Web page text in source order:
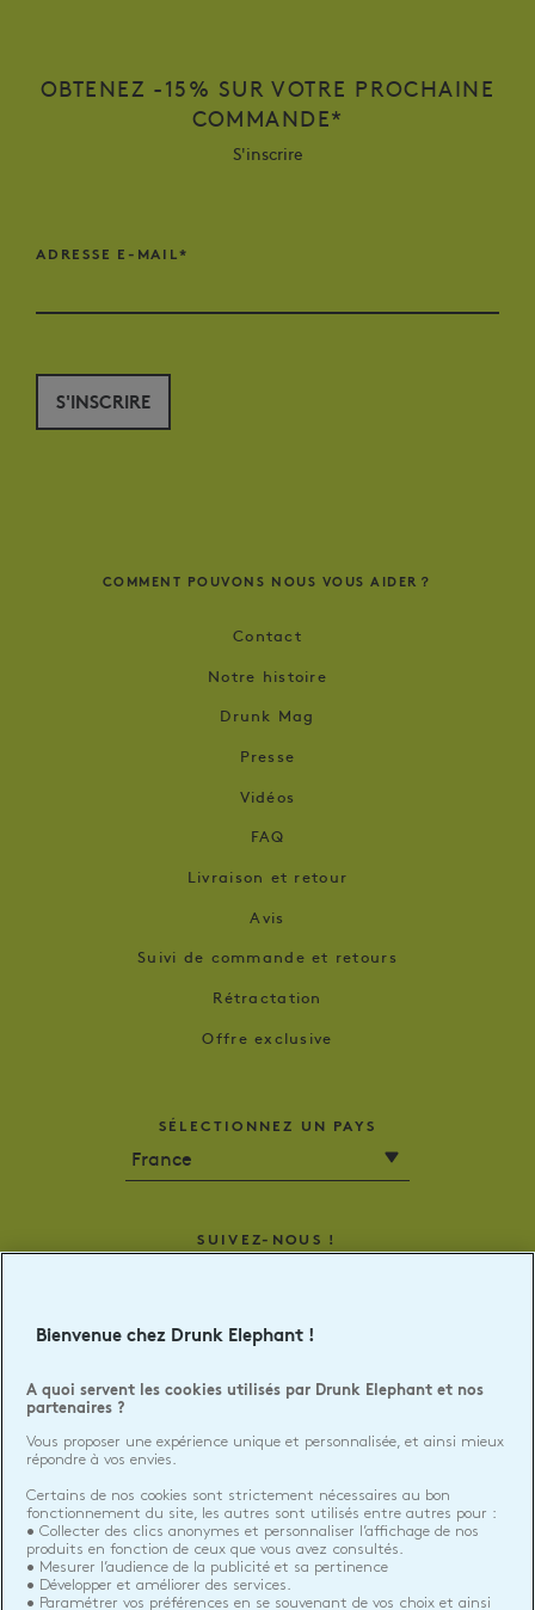
OBTENEZ -15% SUR VOTRE PROCHAINE
COMMANDE*
S'inscrire
ADRESSE E-MAIL*
S'INSCRIRE
COMMENT POUVONS NOUS VOUS AIDER？
Contact
Notre histoire
Drunk Mag
Presse
Vidéos
FAQ
Livraison et retour
Avis
Suivi de commande et retours
Rétractation
Offre exclusive
SÉLECTIONNEZ UN PAYS
SUIVEZ-NOUS !
BIORIUS | WAVRE, BE
POLITIQUE DE CONFIDENTIALITÉ
CONDITIONS GÉNÉRALES D'UTILISATION
Bienvenue chez Drunk Elephant !
A quoi servent les cookies utilisés par Drunk Elephant et nos
partenaires ?
Vous proposer une expérience unique et personnalisée, et ainsi mieux
répondre à vos envies.
Certains de nos cookies sont strictement nécessaires au bon
fonctionnement du site, les autres sont utilisés entre autres pour :
• Collecter des clics anonymes et personnaliser l’affichage de nos
produits en fonction de ceux que vous avez consultés.
• Mesurer l’audience de la publicité et sa pertinence
• Développer et améliorer des services.
• Paramétrer vos préférences en se souvenant de vos choix et ainsi